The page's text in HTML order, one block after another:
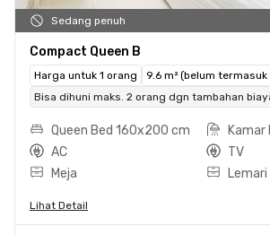
Sedang penuh
Compact Queen B
Harga untuk 1 orang
9.6 m² (belum
Bisa dihuni maks. 2 orang dgn tambahan
Queen Bed 160x200 cm
Kamar
AC
TV
Meja
Lemari
Lihat Detail